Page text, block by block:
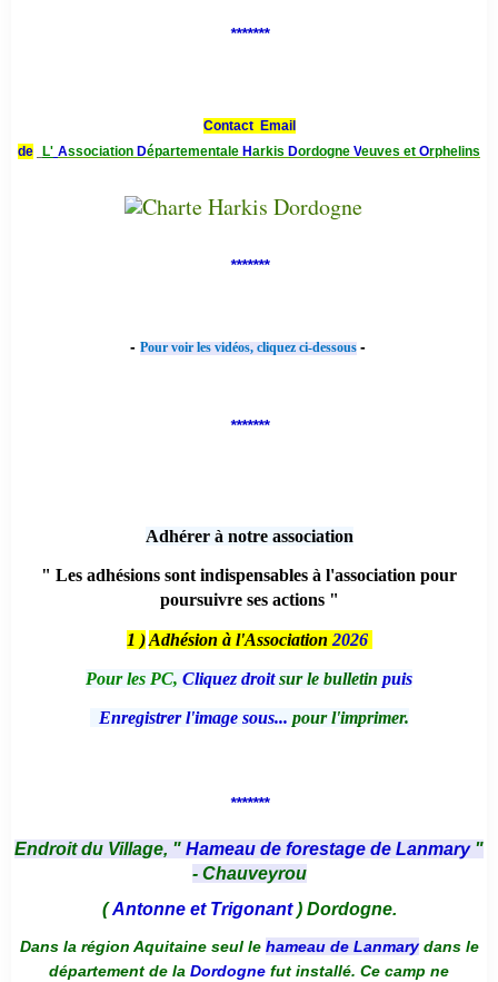
*******
Contact Email
de
L' Association Départementale Harkis Dordogne Veuves et Orphelins
*******
- Pour voir les vidéos, cliquez ci-dessous -
*******
Adhérer à notre association
" Les adhésions sont indispensables à l'association pour
poursuivre ses actions "
1 ) Adhésion à l'Association 2026
Pour les PC, Cliquez droitsur le bulletin puis
Enregistrer l'image sous... pour l'imprimer.
*******
Endroit du Village, " Hameau de forestage de Lanmary "
- Chauveyrou
(Antonne et Trigonant) Dordogne.
Dans la région Aquitaine seul le hameau de Lanmarydans le
département de la Dordogne fut installé. Ce camp ne